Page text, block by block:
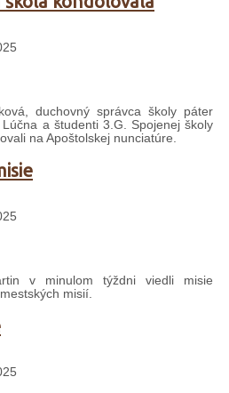
duchovný správca školy páter
Lúčna a študenti 3.G. Spojenej školy
na Apoštolskej nunciatúre.
v minulom týždni viedli misie
misií.